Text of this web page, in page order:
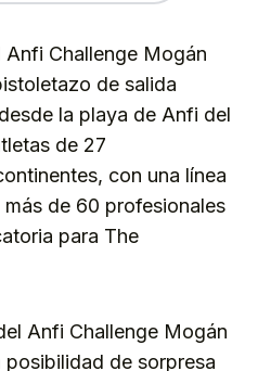
Anfi Challenge Mogán
de salida
desde la playa de Anfi del
de 27
con una línea
de 60 profesionales
para The
Anfi Challenge Mogán
posibilidad de sorpresa